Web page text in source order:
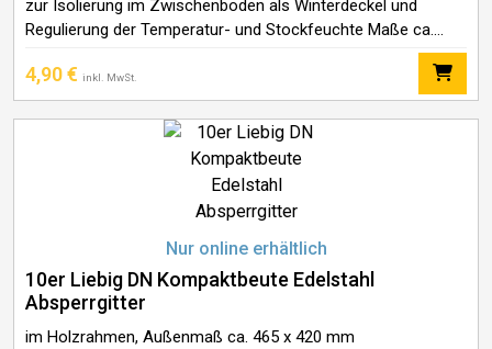
zur Isolierung im Zwischenboden als Winterdeckel und
Regulierung der Temperatur- und Stockfeuchte Maße ca.
4,90€ inkl. MwSt.
Nur online erhältlich
10er Liebig DN Kompaktbeute Edelstahl
Absperrgitter
im Holzrahmen, Außenmaß ca. 465 x 420 mm